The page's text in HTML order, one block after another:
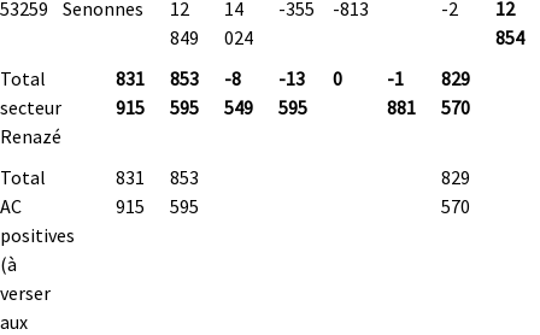
53259 Senonnes
12
849
14
024
-355 -813 -2
12
854
Total
secteur
Renazé
831
915
853
595
-8
549
-13
595
0
-1
881
829
570
Total
AC
positives
(à
verser
aux
831
915
853
595
829
570